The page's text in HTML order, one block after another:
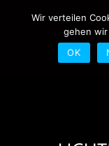
0170-
siebdruck.de
Wir verteilen
gehen wir
OK